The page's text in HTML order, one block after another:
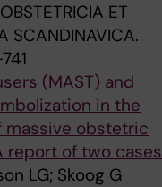
ET
SCANDINAVICA.
(MAST) and
in the
massive obstetric
report of two cases
LG; Skoog G